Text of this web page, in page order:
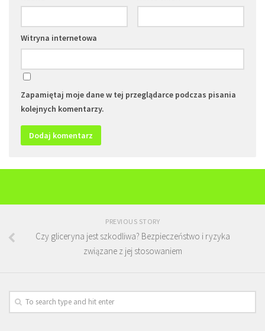
Witryna internetowa
Zapamiętaj moje dane w tej przeglądarce podczas pisania
kolejnych komentarzy.
PREVIOUS STORY
Czy gliceryna jest szkodliwa? Bezpieczeństwo i ryzyka
związane z jej stosowaniem